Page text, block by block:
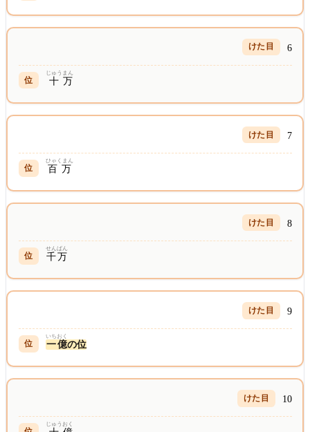
6
十
じゅう
万
まん
7
百万
ひゃくまん
8
千万
せんばん
9
一
いち
億
おく
の位
10
じゅうおく